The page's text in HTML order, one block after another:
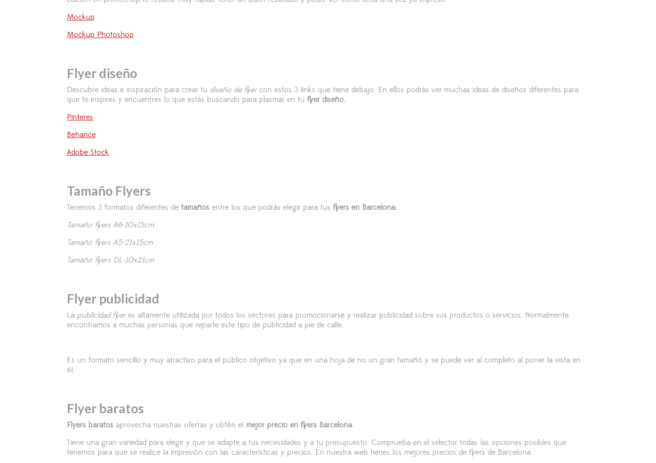
Mockup
Mockup Photoshop
Flyer diseño
Descubre ideas e inspiración para crear tu diseño de flyercon estos 3 links que tiene debajo. En ellos podrás ver muchas ideas de diseños diferentes para
que te inspires y encuentres lo que estás buscando para plasmar en tu flyer diseño.
Pinteres
Behance
Adobe Stock
Tamaño Flyers
Tenemos 3 formatos diferentes de tamaños entre los que podrás elegir para tus flyers en Barcelona:
Tamaño flyers A6-10x15cm
Tamaño flyers A5-21x15cm
Tamaño flyers DL-10x21cm
Flyer publicidad
La publicidad flyeres altamente utilizada por todos los sectores para promocionarse y realizar publicidad sobre sus productos o servicios. Normalmente
encontramos a muchas personas que reparte este tipo de publicidad a pie de calle.
Es un formato sencillo y muy atractivo para el público objetivo ya que en una hoja de no un gran tamaño y se puede ver al completo al poner la vista en
él.
Flyer baratos
Flyers baratos aprovecha nuestras ofertas y obtén el mejor precio en flyers Barcelona.
Tiene una gran variedad para elegir y que se adapte a tus necesidades y a tu presupuesto. Comprueba en el selector todas las opciones posibles que
tenemos para que se realice la impresión con las características y precios. En nuestra web tienes los mejores precios de flyers de Barcelona.